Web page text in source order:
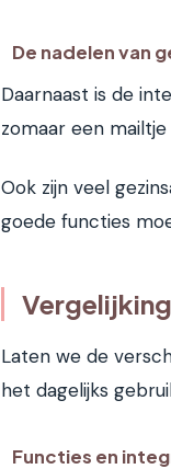
De nadelen van
Daarnaast is de
zomaar een
Ook zijn veel
goede functies
Laten we de
het dagelijks
Functies en